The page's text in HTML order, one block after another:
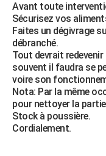
Avant toute
Sécurisez vos
Faites un dégivrage
débranché.
Tout devrait
souvent il faudra se
voire son
Nota: Par la même
pour nettoyer la
Stock à poussière.
Cordialement.